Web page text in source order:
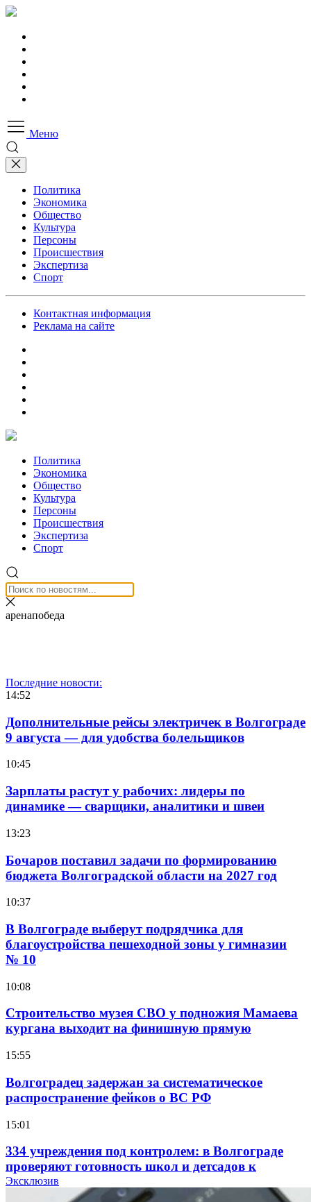
Меню
Политика
Экономика
Общество
Культура
Персоны
Происшествия
Экспертиза
Спорт
Контактная информация
Реклама на сайте
Политика
Экономика
Общество
Культура
Персоны
Происшествия
Экспертиза
Спорт
аренапобеда
Последние новости:
14:52
Дополнительные рейсы электричек в Волгограде
9 августа — для удобства болельщиков
10:45
Зарплаты растут у рабочих: лидеры по
динамике — сварщики, аналитики и швеи
13:23
Бочаров поставил задачи по формированию
бюджета Волгоградской области на 2027 год
10:37
В Волгограде выберут подрядчика для
благоустройства пешеходной зоны у гимназии
№ 10
10:08
Строительство музея СВО у подножия Мамаева
кургана выходит на финишную прямую
15:55
Волгоградец задержан за систематическое
распространение фейков о ВС РФ
15:01
334 учреждения под контролем: в Волгограде
проверяют готовность школ и детсадов к
учебному году
Эксклюзив